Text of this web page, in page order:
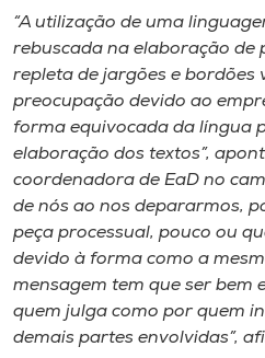
“A utilização de uma
rebuscada na elaboração de
repleta de jargões e bordões
preocupação devido ao
forma equivocada da língua
elaboração dos textos”,
coordenadora de EaD no
de nós ao nos depararmos,
peça processual, pouco ou
devido à forma como a
mensagem tem que ser bem
quem julga como por quem
demais partes envolvidas”,